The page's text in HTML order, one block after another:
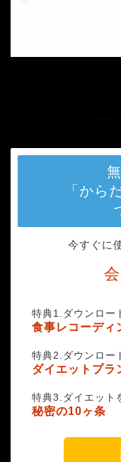
「から
今すぐに
特典1.ダウンロー
食事レコーディ
特典2.ダウンロー
ダイエットプラ
特典3.ダイエット
秘密の10ヶ条